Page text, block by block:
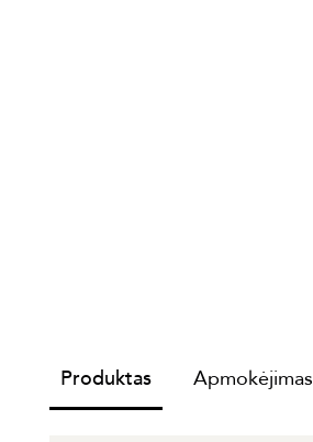
Produktas Apmokėjimas